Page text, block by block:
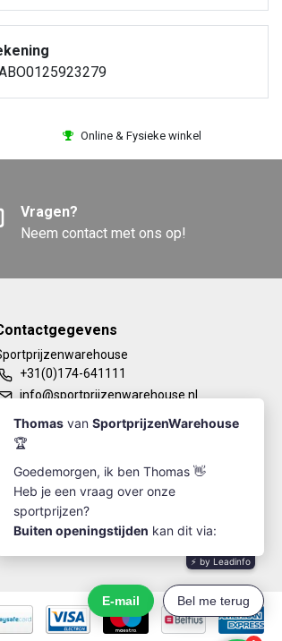
Online & Fysieke winkel
Vragen?
Neem contact met ons op!
+31(0)174-641111
info@sportprijzenwarehouse.nl
Kleine Woerdlaan 19
2671 CA - Naaldwijk
KvK Number: 63249286
BTW-number: NL002184030B77
Bankrekening: NL67RABO0125923279